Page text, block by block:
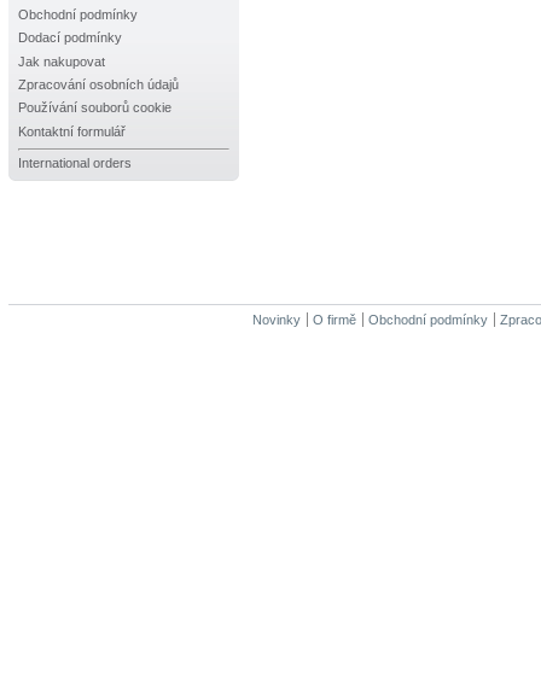
Obchodní podmínky
Dodací podmínky
Jak nakupovat
Zpracování osobních údajů
Používání souborů cookie
Kontaktní formulář
International orders
Novinky O firmě Obchodní podmínky